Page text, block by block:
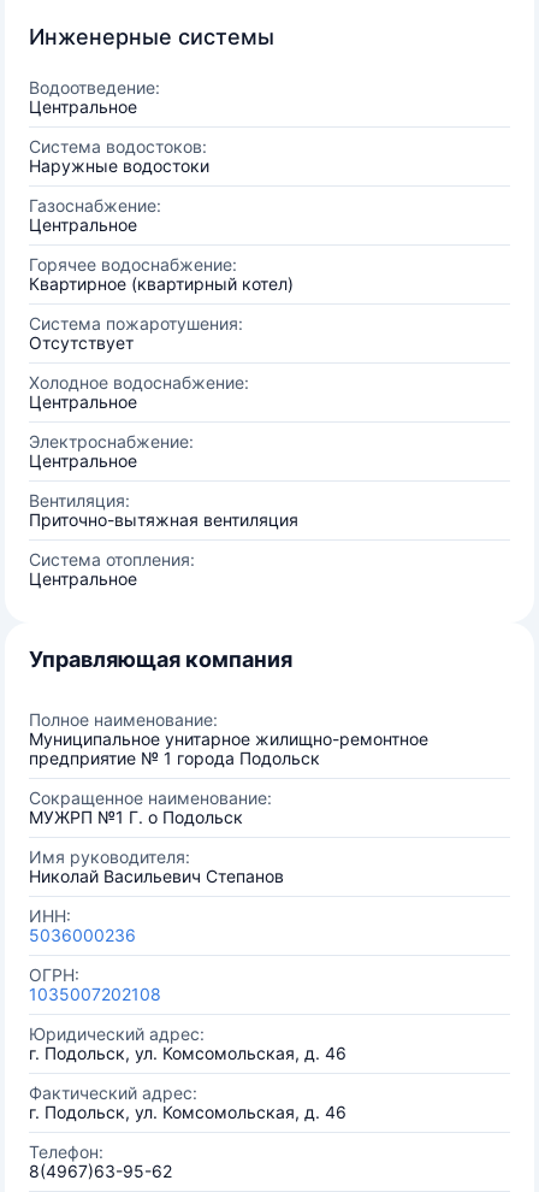
Инженерные системы
Водоотведение:
Центральное
Система водостоков:
Наружные водостоки
Газоснабжение:
Центральное
Горячее водоснабжение:
Квартирное (квартирный котел)
Система пожаротушения:
Отсутствует
Холодное водоснабжение:
Центральное
Электроснабжение:
Центральное
Вентиляция:
Приточно-вытяжная вентиляция
Система отопления:
Центральное
Управляющая компания
Полное наименование:
Муниципальное унитарное жилищно-ремонтное
предприятие № 1 города Подольск
Сокращенное наименование:
МУЖРП №1 Г. о Подольск
Имя руководителя:
Николай Васильевич Степанов
ИНН:
5036000236
ОГРН:
1035007202108
Юридический адрес:
г. Подольск, ул. Комсомольская, д. 46
Фактический адрес:
г. Подольск, ул. Комсомольская, д. 46
Телефон:
8(4967)63-95-62